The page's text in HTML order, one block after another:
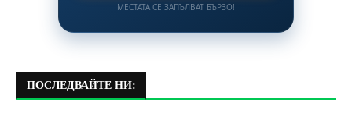
МЕСТАТА СЕ ЗАПЪЛВАТ БЪРЗО!
ПОСЛЕДВАЙТЕ НИ: